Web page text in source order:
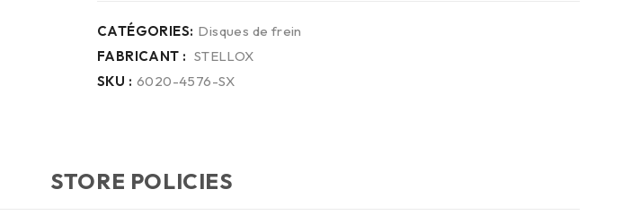
CATÉGORIES: Disques de frein
FABRICANT : STELLOX
SKU : 6020-4576-SX
STORE POLICIES